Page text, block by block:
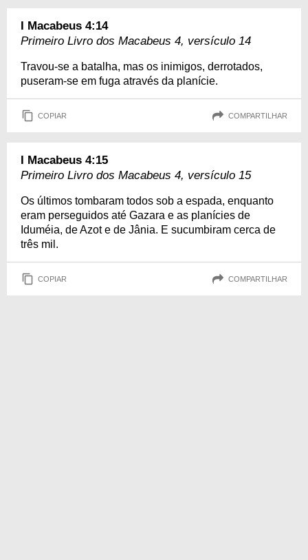
I Macabeus 4:14
Primeiro Livro dos Macabeus 4, versículo 14
Travou-se a batalha, mas os inimigos, derrotados,
puseram-se em fuga através da planície.
COPIAR COMPARTILHAR
I Macabeus 4:15
Primeiro Livro dos Macabeus 4, versículo 15
Os últimos tombaram todos sob a espada, enquanto
eram perseguidos até Gazara e as planícies de
Iduméia, de Azot e de Jânia. E sucumbiram cerca de
três mil.
COPIAR COMPARTILHAR